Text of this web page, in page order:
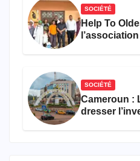
SOCIÉTÉ
Help To
SOCIÉTÉ
Cameroun :
dresser